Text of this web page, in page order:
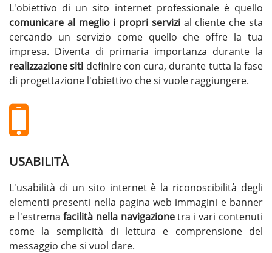
L'obiettivo di un sito internet professionale è quello
comunicare al meglio i propri servizial cliente che sta
cercando un servizio come quello che offre la tua
impresa. Diventa di primaria importanza durante la
realizzazione siti definire con cura, durante tutta la fase
di progettazione l'obiettivo che si vuole raggiungere.
USABILITÀ
L'usabilità di un sito internet è la riconoscibilità degli
elementi presenti nella pagina web immagini e banner
e l'estremafacilità nella navigazionetra i vari contenuti
come la semplicità di lettura e comprensione del
messaggio che si vuol dare.